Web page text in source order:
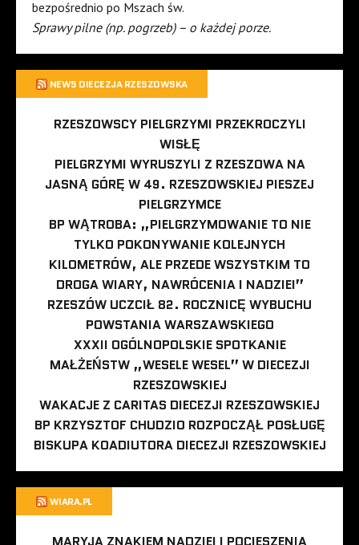
bezpośrednio po Mszach św.
Sprawy pilne (np. pogrzeb) – o każdej porze.
NEWS DIECEZJA RZESZOWSKA
RZESZOWSCY PIELGRZYMI PRZEKROCZYLI
WISŁĘ
PIELGRZYMI WYRUSZYLI Z RZESZOWA NA
JASNĄ GÓRĘ W 49. RZESZOWSKIEJ PIESZEJ
PIELGRZYMCE
BP WĄTROBA: „PIELGRZYMOWANIE TO NIE
TYLKO POKONYWANIE KOLEJNYCH
KILOMETRÓW, ALE PRZEDE WSZYSTKIM TO
DROGA WIARY, NAWRÓCENIA I NADZIEI”
RZESZÓW UCZCIŁ 82. ROCZNICĘ WYBUCHU
POWSTANIA WARSZAWSKIEGO
XXXII OGÓLNOPOLSKIE SPOTKANIE
MAŁŻEŃSTW „WESELE WESEL” W DIECEZJI
RZESZOWSKIEJ
WAKACJE Z CARITAS DIECEZJI RZESZOWSKIEJ
BP KRZYSZTOF CHUDZIO ROZPOCZĄŁ POSŁUGĘ
BISKUPA KOADIUTORA DIECEZJI RZESZOWSKIEJ
WIARA.PL
MARYJA ZNAKIEM NADZIEI I POCIESZENIA